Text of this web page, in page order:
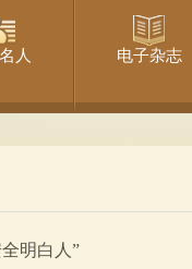
人 电子杂志
明白人”